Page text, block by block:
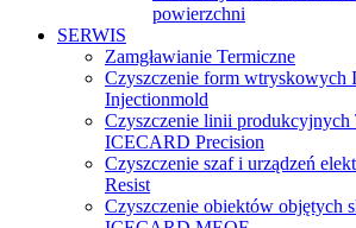
powierzchni
SERWIS
Zamgławianie Termiczne
Czyszczenie form
Injectionmold
Czyszczenie linii produkcyjnych
ICECARD Precision
Czyszczenie szaf i urządzeń
Resist
Czyszczenie obiektów objętych